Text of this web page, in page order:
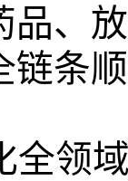
品、
链条
全领